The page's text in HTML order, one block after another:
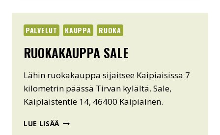
PALVELUT KAUPPA RUOKA
RUOKAKAUPPA SALE
Lähin ruokakauppa sijaitsee Kaipiaisissa 7
kilometrin päässä Tirvan kylältä. Sale,
Kaipiaistentie 14, 46400 Kaipiainen.
LUE LISÄÄ RUOKAKAUPPA